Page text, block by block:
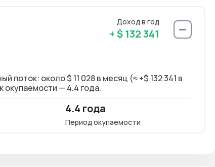
Доход в год
+ $ 132 341
около $ 11 028 в месяц (≈ +$ 132 341 в
окупаемости — 4.4 года.
4.4 года
Период окупаемости